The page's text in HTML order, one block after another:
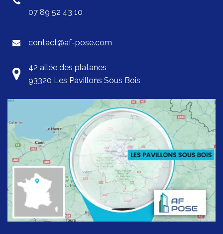
07 89 52 43 10
contact@af-pose.com
42 allée des platanes
93320 Les Pavillons Sous Bois